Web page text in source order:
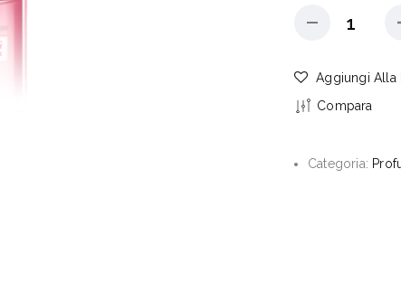
Aggiungi Alla
Compara
Categoria: